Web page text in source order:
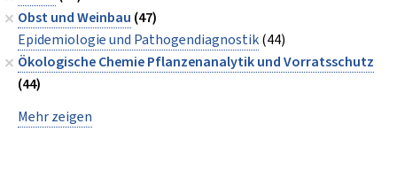
Obst und Weinbau (47)
Epidemiologie und Pathogendiagnostik(44)
Ökologische Chemie Pflanzenanalytik und Vorratsschutz
(44)
Mehr zeigen